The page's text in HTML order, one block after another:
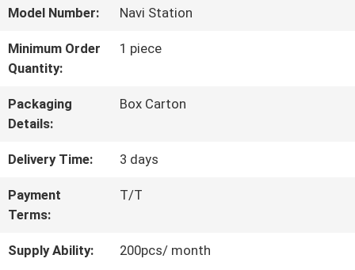
KONTROL
Model Number: Navi Station
Minimum Order
Quantity:
1 piece
Packaging
Details:
Box Carton
Delivery Time: 3 days
Payment
Terms:
T/T
Supply Ability: 200pcs/ month